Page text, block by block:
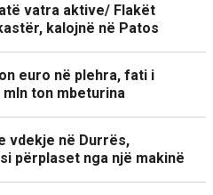
vatra aktive/ Flakët
kalojnë në Patos
euro në plehra, fati i
mln ton mbeturina
vdekje në Durrës,
përplaset nga një makinë